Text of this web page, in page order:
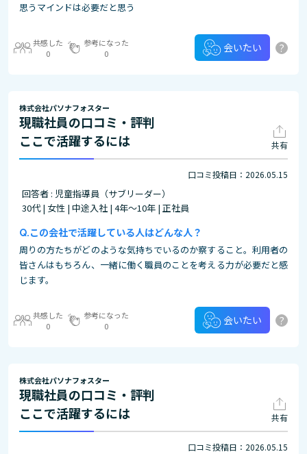
思うマインドは必要だと思う
共感した
0
参考になった
0
会いたい ?
株式会社パソナフォスター
現職社員の口コミ・評判
ここで活躍するには
共有
口コミ投稿日：2026.05.15
回答者 : 児童指導員（サブリーダー）
30代 | 女性 | 中途入社 | 4年～10年 | 正社員
この会社で活躍している人はどんな人？
周りの方たちがどのような気持ちでいるのか察すること。利用者の
皆さんはもちろん、一緒に働く職員のことを考える力が必要だと感
じます。
共感した
0
参考になった
0
会いたい ?
株式会社パソナフォスター
現職社員の口コミ・評判
ここで活躍するには
共有
口コミ投稿日：2026.05.15